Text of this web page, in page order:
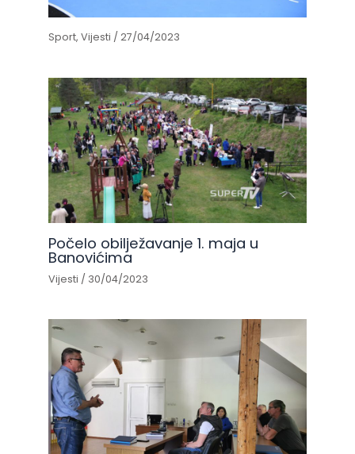
Sport,Vijesti /27/04/2023
Počelo obilježavanje 1. maja u
Banovićima
Vijesti / 30/04/2023